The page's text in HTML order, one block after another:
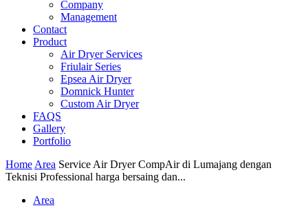
Company
Management
Contact
Product
Air Dryer Services
Friulair Series
Epsea Air Dryer
Domnick Hunter
Custom Air Dryer
FAQS
Gallery
Portfolio
Home Area Service Air Dryer CompAir di Lumajang dengan
Teknisi Professional harga bersaing dan...
Area